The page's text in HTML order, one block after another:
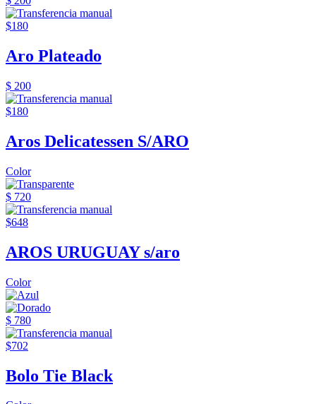
$180
Aro Plateado
$ 200
$180
Aros Delicatessen S/ARO
Color
$ 720
$648
AROS URUGUAY s/aro
Color
$ 780
$702
Bolo Tie Black